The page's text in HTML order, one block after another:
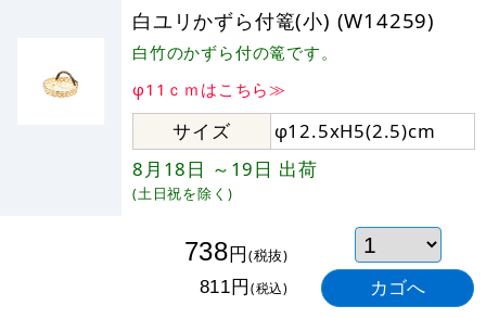
白ユリかずら付篭(小) (W14259)
白竹のかずら付の篭です。
φ11ｃｍはこちら≫
サイズ
φ12.5xH5(2.5)cm
8月18日 ～19日 出荷
(土日祝を除く)
738円(税抜)
811円(税込)